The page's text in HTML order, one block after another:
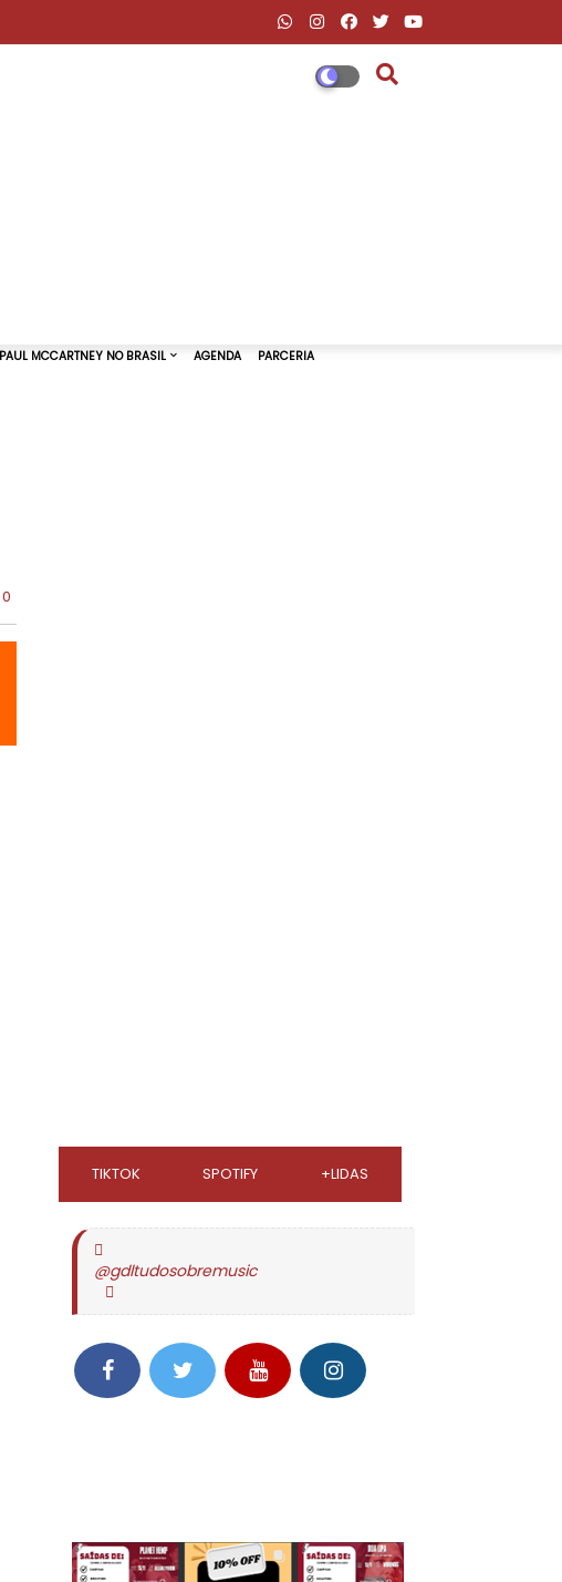
0
TIKTOK SPOTIFY +LIDAS
@gdltudosobremusic